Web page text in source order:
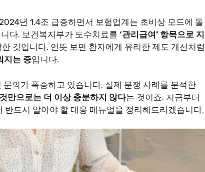
년 1.4조 급증하면서 보험업계는 초비상 모드에 돌
다. 보건복지부가 도수치료를 ‘관리급여’ 항목으로 지
것입니다. 언뜻 보면 환자에게 유리한 제도 개선처럼
지는 중입니다.
의가 폭증하고 있습니다. 실제 분쟁 사례를 분석한
만으로는 더 이상 충분하지 않다는 것이죠. 지금부터
드시 알아야 할 대응 매뉴얼을 정리해드리겠습니다.